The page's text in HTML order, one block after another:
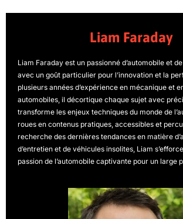
Liam Faraday
Liam Faraday est un passionné d’automobile et
avec un goût particulier pour l’innovation et la
plusieurs années d’expérience en mécanique et
automobiles, il décortique chaque sujet avec
transforme les enjeux techniques du monde de
roues en contenus pratiques, accessibles et
recherche des dernières tendances en matière
d’entretien et de véhicules insolites, Liam
passion de l’automobile captivante pour un large